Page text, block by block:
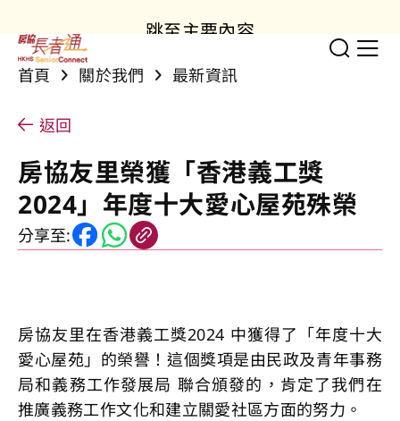
跳至主要內容
切換
顯
首頁 關於我們 最新資訊
返回
房協友里榮獲「香港義工獎
2024」年度十大愛心屋苑殊榮
分享至:
房協友里在香港義工獎2024 中獲得了「年度十大
愛心屋苑」的榮譽！這個獎項是由民政及青年事務
局和義務工作發展局 聯合頒發的，肯定了我們在
推廣義務工作文化和建立關愛社區方面的努力。